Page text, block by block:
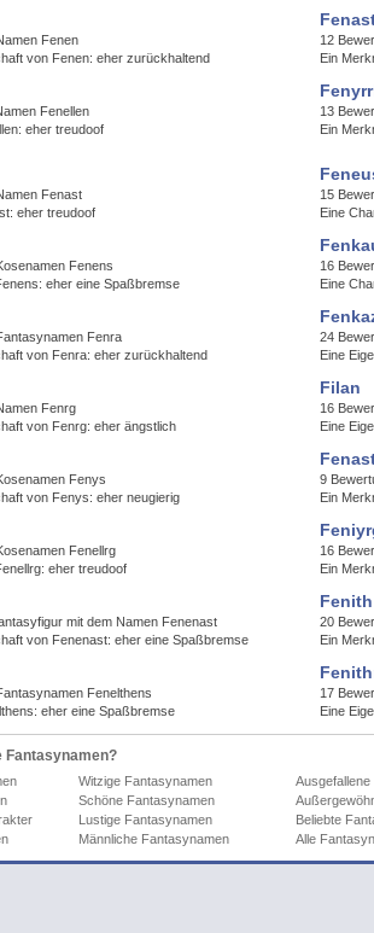
Fenen
von Fenen: eher zurückhaltend
12
Ein
Fenellen
eher treudoof
13
Ein
Fenast
eher treudoof
15
Eine
Fenens
eher eine Spaßbremse
16
Eine
Fenra
von Fenra: eher zurückhaltend
24
Eine
Fenrg
von Fenrg: eher ängstlich
Filan
16
Eine
Fenys
von Fenys: eher neugierig
9
Ein
Fenellrg
eher treudoof
16
Ein
mit dem Namen Fenenast
von Fenenast: eher eine Spaßbremse
Fenith
20
Ein
Fenelthens
eher eine Spaßbremse
17
Eine
Fantasynamen?
Witzige Fantasynamen
Schöne Fantasynamen
Lustige Fantasynamen
Beliebte
Männliche Fantasynamen Alle